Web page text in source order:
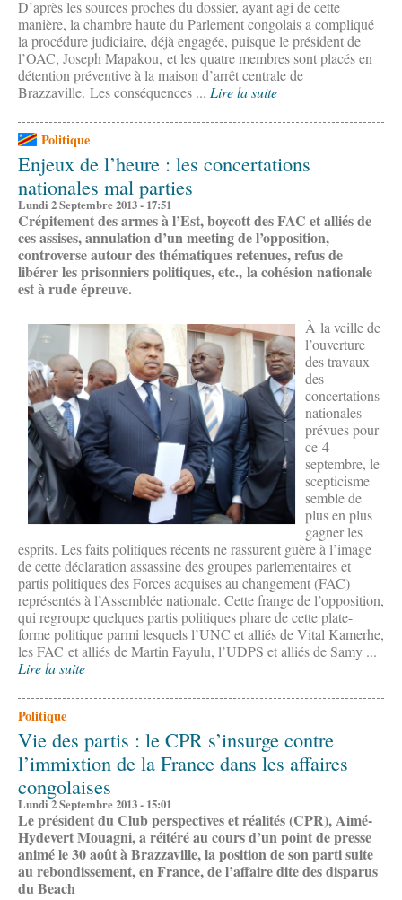
D’après les sources proches du dossier, ayant agi de cette
manière, la chambre haute du Parlement congolais a compliqué
la procédure judiciaire, déjà engagée, puisque le président de
l’OAC, Joseph Mapakou, et les quatre membres sont placés en
détention préventive à la maison d’arrêt centrale de
Brazzaville. Les conséquences ... Lire la suite
Politique
Enjeux de l’heure : les concertations
nationales mal parties
Lundi 2 Septembre 2013 - 17:51
Crépitement des armes à l’Est, boycott des FAC et alliés de
ces assises, annulation d’un meeting de l’opposition,
controverse autour des thématiques retenues, refus de
libérer les prisonniers politiques, etc., la cohésion nationale
est à rude épreuve.
​À la veille de
l’ouverture
des travaux
des
concertations
nationales
prévues pour
ce 4
septembre, le
scepticisme
semble de
plus en plus
gagner les
esprits. Les faits politiques récents ne rassurent guère à l’image
de cette déclaration assassine des groupes parlementaires et
partis politiques des Forces acquises au changement (FAC)
représentés à l’Assemblée nationale. Cette frange de l’opposition,
qui regroupe quelques partis politiques phare de cette plate-
forme politique parmi lesquels l’UNC et alliés de Vital Kamerhe,
les FAC et alliés de Martin Fayulu, l’UDPS et alliés de Samy ...
Lire la suite
Politique
Vie des partis : le CPR s’insurge contre
l’immixtion de la France dans les affaires
congolaises
Lundi 2 Septembre 2013 - 15:01
Le président du Club perspectives et réalités (CPR), Aimé-
Hydevert Mouagni, a réitéré au cours d’un point de presse
animé le 30 août à Brazzaville, la position de son parti suite
au rebondissement, en France, de l’affaire dite des disparus
du Beach